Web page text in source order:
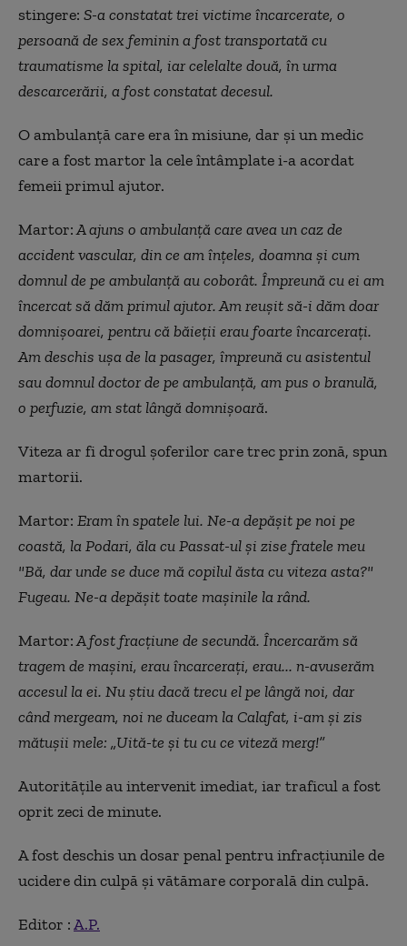
stingere: S-a constatat trei victime încarcerate, o
persoană de sex feminin a fost transportată cu
traumatisme la spital, iar celelalte două, în urma
descarcerării, a fost constatat decesul.
O ambulanță care era în misiune, dar și un medic
care a fost martor la cele întâmplate i-a acordat
femeii primul ajutor.
Martor:A ajuns o ambulanță care avea un caz de
accident vascular, din ce am înțeles, doamna și cum
domnul de pe ambulanță au coborât. Împreună cu ei am
încercat să dăm primul ajutor. Am reușit să-i dăm doar
domnișoarei, pentru că băieții erau foarte încarcerați.
Am deschis ușa de la pasager, împreună cu asistentul
sau domnul doctor de pe ambulanță, am pus o branulă,
o perfuzie, am stat lângă domnișoară.
Viteza ar fi drogul șoferilor care trec prin zonă, spun
martorii.
Martor: Eram în spatele lui. Ne-a depășit pe noi pe
coastă, la Podari, ăla cu Passat-ul și zise fratele meu
"Bă, dar unde se duce mă copilul ăsta cu viteza asta?"
Fugeau. Ne-a depășit toate mașinile la rând.
Martor:A fost fracțiune de secundă. Încercarăm să
tragem de mașini, erau încarcerați, erau... n-avuserăm
accesul la ei. Nu știu dacă trecu el pe lângă noi, dar
când mergeam, noi ne duceam la Calafat, i-am și zis
mătușii mele: „Uită-te și tu cu ce viteză merg!”
Autoritățile au intervenit imediat, iar traficul a fost
oprit zeci de minute.
A fost deschis un dosar penal pentru infracțiunile de
ucidere din culpă și vătămare corporală din culpă.
Editor :A.P.